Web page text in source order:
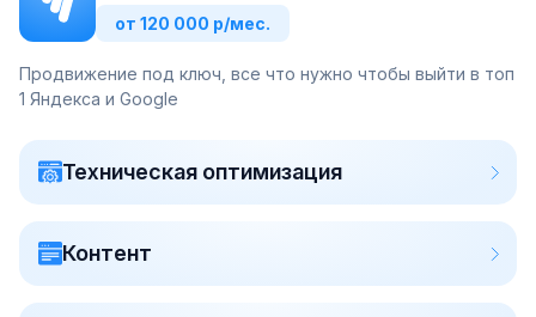
от 120 000 р/мес.
Продвижение под ключ, все что нужно чтобы выйти в топ
1 Яндекса и Google
Техническая оптимизация
Контент